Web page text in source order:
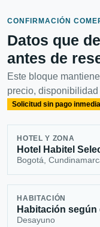
CONFIRMACIÓN
Datos que
antes de
Este bloque
precio,
Solicitud sin pago
HOTEL Y ZONA
Hotel Habitel
Bogotá,
HABITACIÓN
Habitación
Desayuno